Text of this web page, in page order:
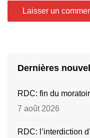
Dernières
RDC: fin du
7 août 2026
RDC: l’interdiction